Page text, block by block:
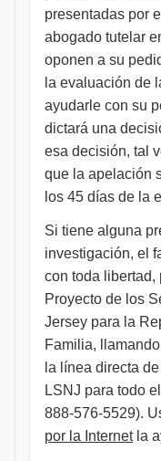
presentadas por
abogado tutelar
oponen a su
la evaluación de
ayudarle con su
dictará una
esa decisión, tal
que la apelación
los 45 días de la
Si tiene alguna
investigación, el
con toda libertad,
Proyecto de los
Jersey para la
Familia,
la línea directa
LSNJ para todo
888-576-5529).
por la Internetla